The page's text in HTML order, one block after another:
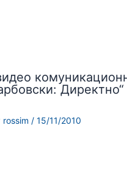
rossim / 15/11/2010